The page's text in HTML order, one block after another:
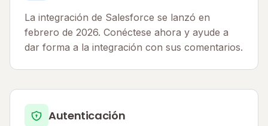
La integración de Salesforce se lanzó en
febrero de 2026. Conéctese ahora y ayude a
dar forma a la integración con sus comentarios.
Autenticación